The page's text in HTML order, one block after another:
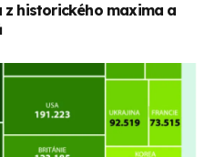
historického maxima a